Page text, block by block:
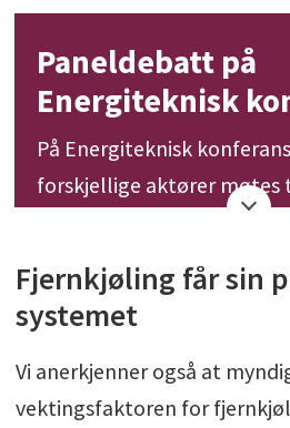
Paneldebatt på
Energiteknisk
På Energiteknisk
forskjellige aktører
De som stiller i debatten
Jarle Aasness, leder for
energi- og miljøteknikk i
Gruppen
Fjernkjøling får sin
systemet
Vi anerkjenner også at
vektingsfaktoren for